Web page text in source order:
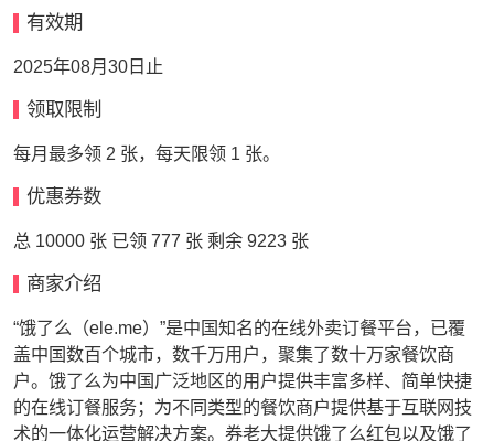
有效期
2025年08月30日止
领取限制
每月最多领 2 张，每天限领 1 张。
优惠券数
总 10000 张 已领 777 张 剩余 9223 张
商家介绍
“饿了么（ele.me）”是中国知名的在线外卖订餐平台，已覆
盖中国数百个城市，数千万用户，聚集了数十万家餐饮商
户。饿了么为中国广泛地区的用户提供丰富多样、简单快捷
的在线订餐服务；为不同类型的餐饮商户提供基于互联网技
术的一体化运营解决方案。券老大提供饿了么红包以及饿了